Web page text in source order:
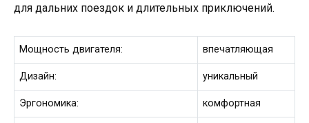
для дальних поездок и длительных приключений.
Мощность двигателя: впечатляющая
Дизайн: уникальный
Эргономика: комфортная